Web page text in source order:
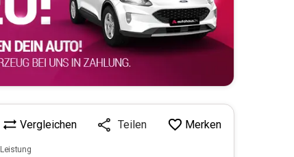
Vergleichen Teilen Merken
Leistung